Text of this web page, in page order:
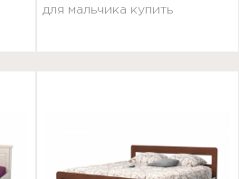
для мальчика купить